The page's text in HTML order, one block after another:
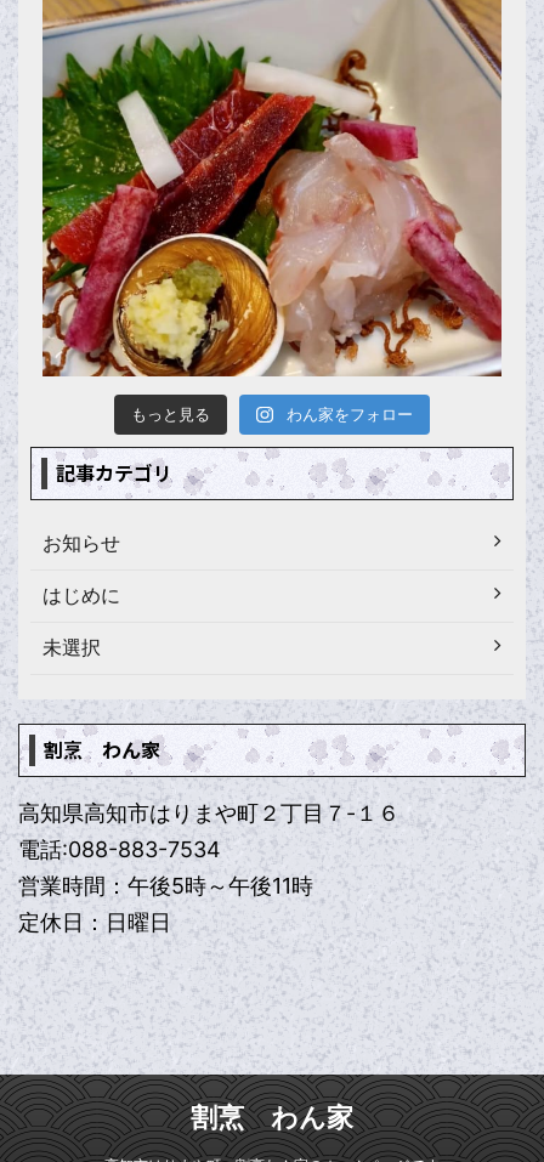
もっと見る わん家をフォロー
記事カテゴリ
お知らせ
はじめに
未選択
割烹 わん家
高知県高知市はりまや町２丁目７-１６
電話:088-883-7534
営業時間：午後5時～午後11時
定休日：日曜日
割烹 わん家